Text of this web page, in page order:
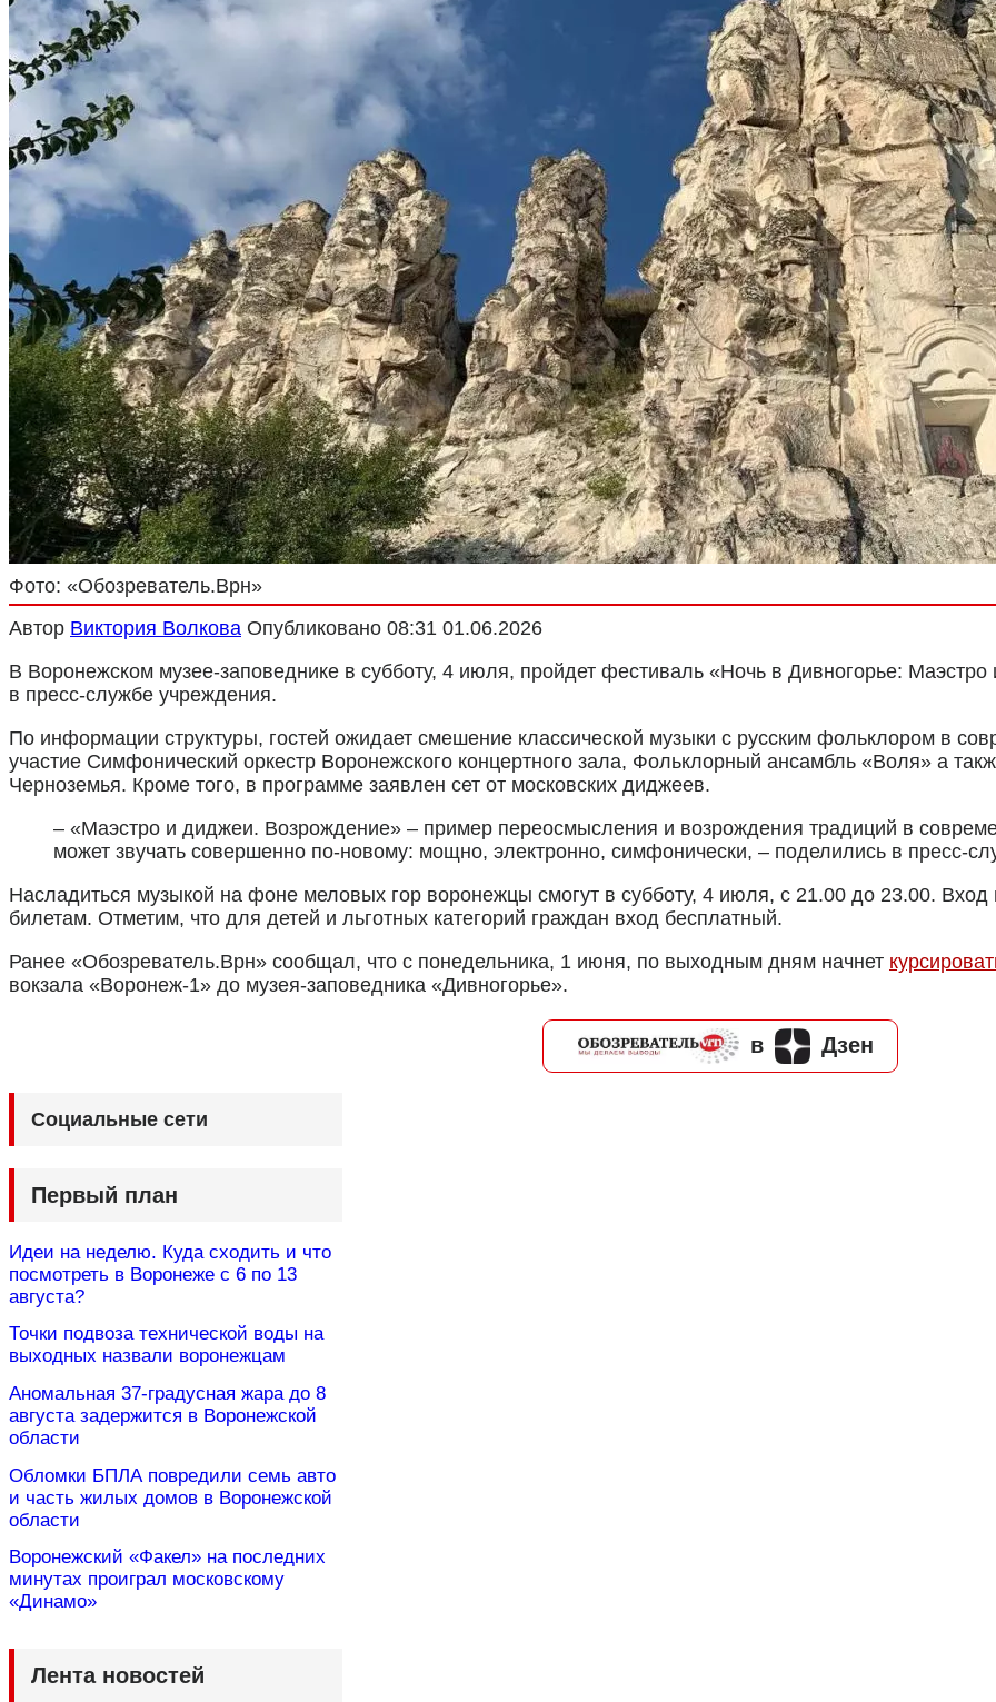
Криминал
Спорт
Черноземье
Россия
Фото: «Обозреватель.Врн»
Автор Виктория Волкова Опубликовано 08:31 01.06.2026
В Воронежском музее-заповеднике в субботу, 4 июля, пройдет фестиваль «Ночь в Дивногорье:
в пресс-службе учреждения.
По информации структуры, гостей ожидает смешение классической музыки с русским фольклором в
участие Симфонический оркестр Воронежского концертного зала, Фольклорный ансамбль «Воля» а
Черноземья. Кроме того, в программе заявлен сет от московских диджеев.
– «Маэстро и диджеи. Возрождение» – пример переосмысления и возрождения традиций в
может звучать совершенно по-новому: мощно, электронно, симфонически, – поделились в пресс-
Насладиться музыкой на фоне меловых гор воронежцы смогут в субботу, 4 июля, с 21.00 до 23.00.
билетам. Отметим, что для детей и льготных категорий граждан вход бесплатный.
Ранее «Обозреватель.Врн» сообщал, что с понедельника, 1 июня, по выходным дням начнет
вокзала «Воронеж-1» до музея-заповедника «Дивногорье».
в Дзен
Социальные сети
Первый план
Идеи на неделю. Куда сходить и что
посмотреть в Воронеже с 6 по 13
августа?
Точки подвоза технической воды на
выходных назвали воронежцам
Аномальная 37-градусная жара до 8
августа задержится в Воронежской
области
Обломки БПЛА повредили семь авто
и часть жилых домов в Воронежской
области
Воронежский «Факел» на последних
минутах проиграл московскому
«Динамо»
Лента новостей